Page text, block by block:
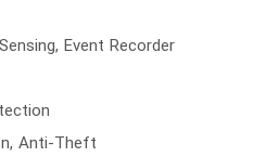
Event Recorder
Anti-Theft